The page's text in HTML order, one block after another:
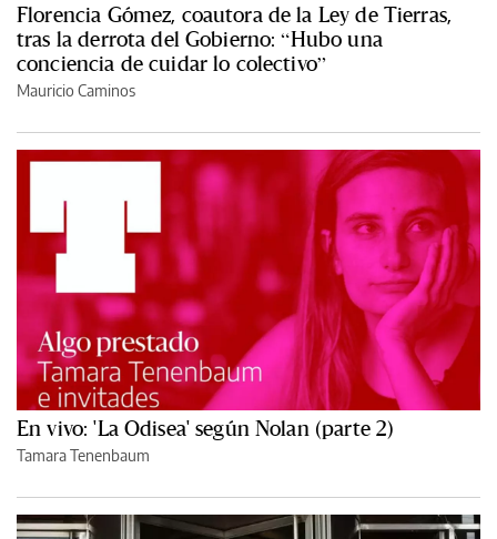
Florencia Gómez, coautora de la Ley de Tierras,
tras la derrota del Gobierno: “Hubo una
conciencia de cuidar lo colectivo”
Mauricio Caminos
En vivo: 'La Odisea' según Nolan (parte 2)
Tamara Tenenbaum